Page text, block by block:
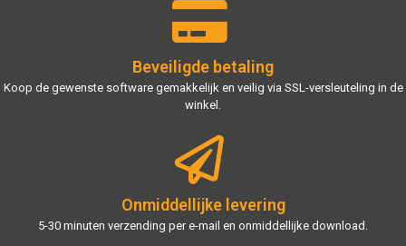
Beveiligde betaling
Koop de gewenste software gemakkelijk en veilig via SSL-versleuteling in de
winkel.
Onmiddellijke levering
5-30 minuten verzending per e-mail en onmiddellijke download.